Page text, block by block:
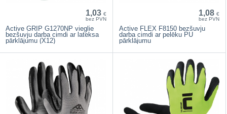
1,03 €
bez PVN
Active GRIP G1270NP vieglie
bezšuvju darba cimdi ar lateksa
pārklājumu (X12)
1,08 €
bez PVN
Active FLEX F8150 bezšuvju
darba cimdi ar pelēku PU
pārklājumu